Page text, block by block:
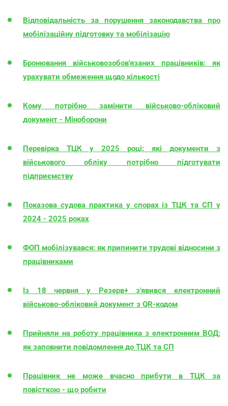
Відповідальність за порушення законодавства про
мобілізаційну підготовку та мобілізацію
Бронювання військовозобов'язаних працівників: як
урахувати обмеження щодо кількості
Кому потрібно замінити військово-обліковий
документ - Міноборони
Перевірка ТЦК у 2025 році: які документи з
військового обліку потрібно підготувати
підприємству
Показова судова практика у спорах із ТЦК та СП у
2024 - 2025 роках
ФОП мобілізувався: як припинити трудові відносини з
працівниками
Із 18 червня у Резерв+ з'явився електронний
військово-обліковий документ з QR-кодом
Прийняли на роботу працівника з електронним ВОД:
як заповнити повідомлення до ТЦК та СП
Працівник не може вчасно прибути в ТЦК за
повісткою - що робити